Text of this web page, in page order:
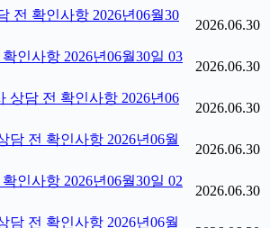
전 확인사항 2026년06월30
2026.06.30
인사항 2026년06월30일 03
2026.06.30
상담 전 확인사항 2026년06
2026.06.30
담 전 확인사항 2026년06월
2026.06.30
인사항 2026년06월30일 02
2026.06.30
담 전 확인사항 2026년06월